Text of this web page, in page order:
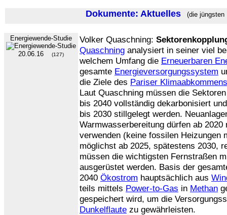
Dokumente: Aktuelles (die jüngsten
Energiewende-Studie
20.06.16 (127)
Volker Quaschning:
Quaschning analysiert in seiner viel
welchem Umfang die Erneuerbaren
gesamte Energieversorgungssystem
die Ziele des Pariser Klimaabkommens
Laut Quaschning müssen die
bis 2040 vollständig dekarbonisiert
bis 2030 stillgelegt werden.
Warmwasserbereitung dürfen ab
verwenden (keine fossilen Heizungen
möglichst ab 2025, spätestens 2030,
müssen die wichtigsten Fernstraßen
ausgerüstet werden. Basis der
2040 Ökostrom hauptsächlich aus
teils mittels Power-to-Gas in Methan
gespeichert wird, um die
Dunkelflaute zu gewährleisten.